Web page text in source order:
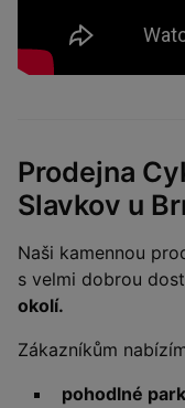
Prodejna
Slavkov u
Naši kamennou
s velmi dobrou
okolí.
Zákazníkům
pohodlné